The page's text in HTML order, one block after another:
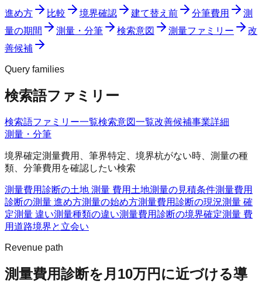
進め方 比較 境界確認 建て替え前 分筆費用
測
量の期間
測量・分筆 検索意図 測量ファミリー
改
善候補
Query families
検索語ファミリー
検索語ファミリー一覧検索意図一覧改善候補事業詳細
測量・分筆
境界確定測量費用、筆界特定、境界杭がない時、測量の種
類、分筆費用を確認したい検索
測量費用診断の土地 測量 費用土地測量の見積条件測量費用
診断の測量 進め方測量の始め方測量費用診断の現況測量 確
定測量 違い測量種類の違い測量費用診断の境界確定測量 費
用道路境界と立会い
Revenue path
測量費用診断を月10万円に近づける導